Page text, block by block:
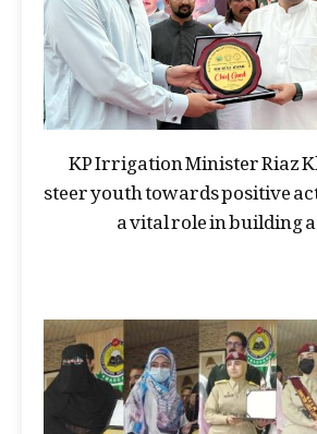
KP Irrigation Minister Riaz
steer youth towards positive
a vital role in building